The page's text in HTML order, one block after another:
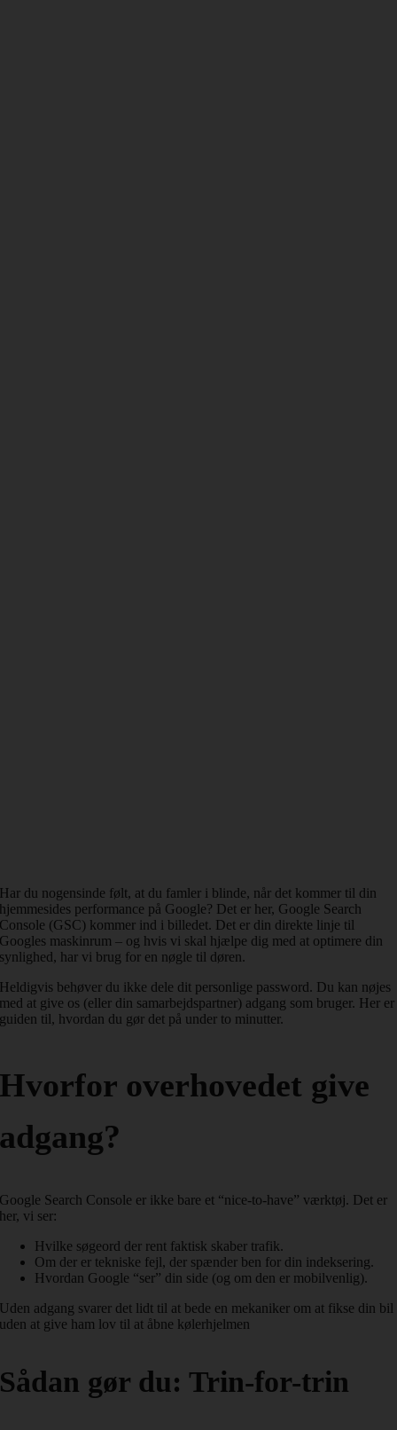
Har du nogensinde følt, at du famler i blinde, når det kommer til din
hjemmesides performance på Google? Det er her, Google Search
Console (GSC) kommer ind i billedet. Det er din direkte linje til
Googles maskinrum – og hvis vi skal hjælpe dig med at optimere din
synlighed, har vi brug for en nøgle til døren.
Heldigvis behøver du ikke dele dit personlige password. Du kan nøjes
med at give os (eller din samarbejdspartner) adgang som bruger. Her er
guiden til, hvordan du gør det på under to minutter.
Hvorfor overhovedet give
adgang?
Google Search Console er ikke bare et “nice-to-have” værktøj. Det er
her, vi ser:
Hvilke søgeord der rent faktisk skaber trafik.
Om der er tekniske fejl, der spænder ben for din indeksering.
Hvordan Google “ser” din side (og om den er mobilvenlig).
Uden adgang svarer det lidt til at bede en mekaniker om at fikse din bil
uden at give ham lov til at åbne kølerhjelmen
Sådan gør du: Trin-for-trin